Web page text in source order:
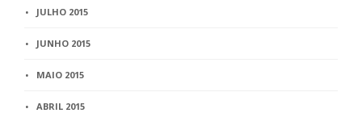
JULHO 2015
JUNHO 2015
MAIO 2015
ABRIL 2015